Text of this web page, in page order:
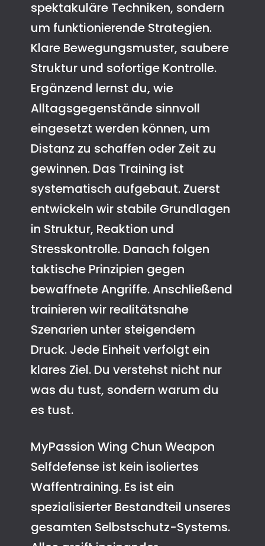
spektakuläre Techniken, sondern
um funktionierende Strategien.
Klare Bewegungsmuster, saubere
Struktur und sofortige Kontrolle.
Ergänzend lernst du, wie
Alltagsgegenstände sinnvoll
eingesetzt werden können, um
Distanz zu schaffen oder Zeit zu
gewinnen. Das Training ist
systematisch aufgebaut. Zuerst
entwickeln wir stabile Grundlagen
in Struktur, Reaktion und
Stresskontrolle. Danach folgen
taktische Prinzipien gegen
bewaffnete Angriffe. Anschließend
trainieren wir realitätsnahe
Szenarien unter steigendem
Druck. Jede Einheit verfolgt ein
klares Ziel. Du verstehst nicht nur
was du tust, sondern warum du
es tust.
MyPassion Wing Chun Weapon
Selfdefense ist kein isoliertes
Waffentraining. Es ist ein
spezialisierter Bestandteil unseres
gesamten Selbstschutz-Systems.